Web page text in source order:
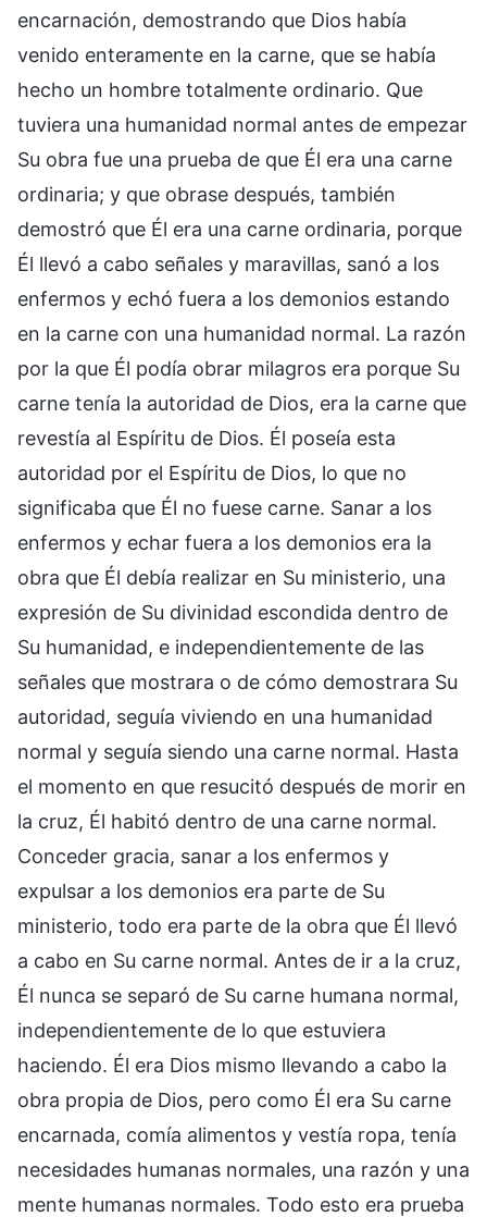
encarnación, demostrando que Dios había
venido enteramente en la carne, que se había
hecho un hombre totalmente ordinario. Que
tuviera una humanidad normal antes de empezar
Su obra fue una prueba de que Él era una carne
ordinaria; y que obrase después, también
demostró que Él era una carne ordinaria, porque
Él llevó a cabo señales y maravillas, sanó a los
enfermos y echó fuera a los demonios estando
en la carne con una humanidad normal. La razón
por la que Él podía obrar milagros era porque Su
carne tenía la autoridad de Dios, era la carne que
revestía al Espíritu de Dios. Él poseía esta
autoridad por el Espíritu de Dios, lo que no
significaba que Él no fuese carne. Sanar a los
enfermos y echar fuera a los demonios era la
obra que Él debía realizar en Su ministerio, una
expresión de Su divinidad escondida dentro de
Su humanidad, e independientemente de las
señales que mostrara o de cómo demostrara Su
autoridad, seguía viviendo en una humanidad
normal y seguía siendo una carne normal. Hasta
el momento en que resucitó después de morir en
la cruz, Él habitó dentro de una carne normal.
Conceder gracia, sanar a los enfermos y
expulsar a los demonios era parte de Su
ministerio, todo era parte de la obra que Él llevó
a cabo en Su carne normal. Antes de ir a la cruz,
Él nunca se separó de Su carne humana normal,
independientemente de lo que estuviera
haciendo. Él era Dios mismo llevando a cabo la
obra propia de Dios, pero como Él era Su carne
encarnada, comía alimentos y vestía ropa, tenía
necesidades humanas normales, una razón y una
mente humanas normales. Todo esto era prueba